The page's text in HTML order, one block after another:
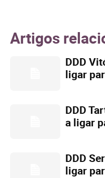
Artigos
DDD
ligar
DDD
a ligar
DDD
ligar